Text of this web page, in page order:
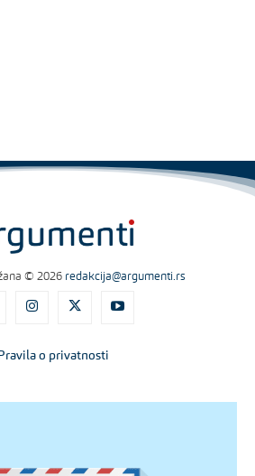
© 2026 redakcija@argumenti.rs
Pravila o privatnosti